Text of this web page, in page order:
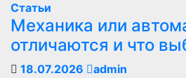
Статьи
Механика или
отличаются и что
18.07.2026
admin